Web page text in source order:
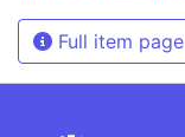
Full item page